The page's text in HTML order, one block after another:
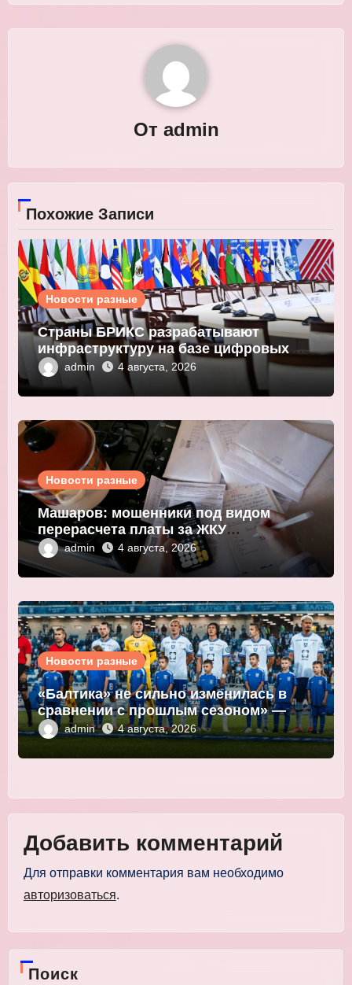
От admin
Похожие Записи
Новости разные
Страны БРИКС разрабатывают
инфраструктуру на базе цифровых
валют центробанков
admin 4 августа, 2026
Новости разные
Машаров: мошенники под видом
перерасчета платы за ЖКУ
выманивают персональные данные
admin 4 августа, 2026
Новости разные
«Балтика» не сильно изменилась в
сравнении с прошлым сезоном» —
Морadmin 4 августа, 2026
Добавить комментарий
Для отправки комментария вам необходимо
авторизоваться.
Поиск